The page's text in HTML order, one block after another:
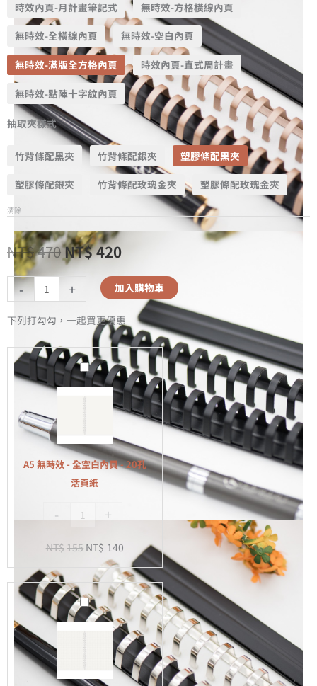
時效內頁-月計畫筆記式 無時效-方格橫線內頁
無時效-全橫線內頁 無時效-空白內頁
無時效-滿版全方格內頁 時效內頁-直式周計畫
無時效-點陣十字紋內頁
抽取夾樣式
竹背條配黑夾 竹背條配銀夾 塑膠條配黑夾
塑膠條配銀夾 竹背條配玫瑰金夾 塑膠條配玫瑰金夾
清除
NT$470NT$420
- + 加入購物車
下列打勾勾，一起買更優惠
A5
無
效
-
全
空
內
-
活
頁
A5 無時效 - 全空白內頁 - 20孔
活頁紙
- +
NT$155 NT$ 140
A5
無
效
-